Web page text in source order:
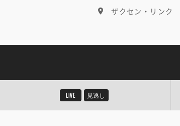
ザクセン・リンク
LIVE 見逃し